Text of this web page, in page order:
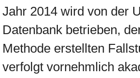
Jahr 2014 wird von der
Datenbank betrieben,
Methode erstellten
verfolgt vornehmlich